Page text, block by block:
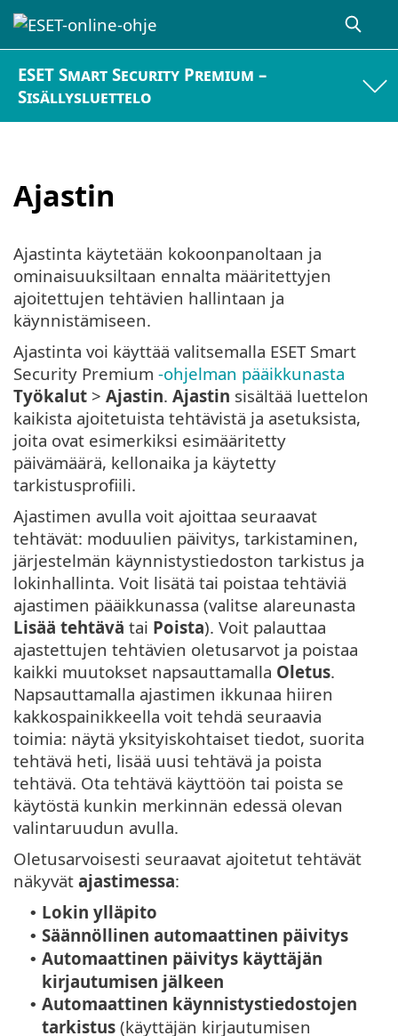
ESET Smart Security Premium –
Sisällysluettelo
Ajastin
Ajastinta käytetään kokoonpanoltaan ja
ominaisuuksiltaan ennalta määritettyjen
ajoitettujen tehtävien hallintaan ja
käynnistämiseen.
Ajastinta voi käyttää valitsemalla ESET Smart
Security Premium -ohjelman pääikkunasta
Työkalut > Ajastin. Ajastin sisältää luettelon
kaikista ajoitetuista tehtävistä ja asetuksista,
joita ovat esimerkiksi esimääritetty
päivämäärä, kellonaika ja käytetty
tarkistusprofiili.
Ajastimen avulla voit ajoittaa seuraavat
tehtävät: moduulien päivitys, tarkistaminen,
järjestelmän käynnistystiedoston tarkistus ja
lokinhallinta. Voit lisätä tai poistaa tehtäviä
ajastimen pääikkunassa (valitse alareunasta
Lisää tehtävä tai Poista). Voit palauttaa
ajastettujen tehtävien oletusarvot ja poistaa
kaikki muutokset napsauttamalla Oletus.
Napsauttamalla ajastimen ikkunaa hiiren
kakkospainikkeella voit tehdä seuraavia
toimia: näytä yksityiskohtaiset tiedot, suorita
tehtävä heti, lisää uusi tehtävä ja poista
tehtävä. Ota tehtävä käyttöön tai poista se
käytöstä kunkin merkinnän edessä olevan
valintaruudun avulla.
Oletusarvoisesti seuraavat ajoitetut tehtävät
näkyvät ajastimessa:
• Lokin ylläpito
• Säännöllinen automaattinen päivitys
• Automaattinen päivitys käyttäjän
kirjautumisen jälkeen
• Automaattinen käynnistystiedostojen
tarkistus (käyttäjän kirjautumisen